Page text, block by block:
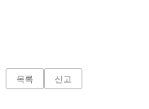
목록 신고